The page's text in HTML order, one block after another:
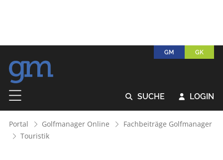
GM GK
 SUCHE  LOGIN
Portal Golfmanager Online
Fachbeiträge Golfmanager
Touristik